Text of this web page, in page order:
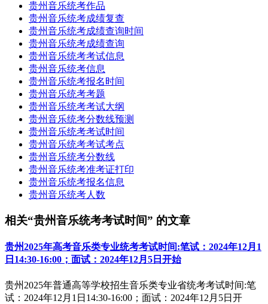
贵州音乐统考作品
贵州音乐统考成绩复查
贵州音乐统考成绩查询时间
贵州音乐统考成绩查询
贵州音乐统考考试信息
贵州音乐统考信息
贵州音乐统考报名时间
贵州音乐统考考题
贵州音乐统考考试大纲
贵州音乐统考分数线预测
贵州音乐统考考试时间
贵州音乐统考考试考点
贵州音乐统考分数线
贵州音乐统考准考证打印
贵州音乐统考报名信息
贵州音乐统考人数
相关“贵州音乐统考考试时间” 的文章
贵州2025年高考音乐类专业统考考试时间:笔试：2024年12月1
日14:30-16:00；面试：2024年12月5日开始
贵州2025年普通高等学校招生音乐类专业省统考考试时间:笔
试：2024年12月1日14:30-16:00；面试：2024年12月5日开